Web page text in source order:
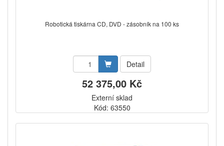
Robotická tiskárna CD, DVD - zásobník na 100 ks
Detail
52 375,00 Kč
Externí sklad
Kód: 63550